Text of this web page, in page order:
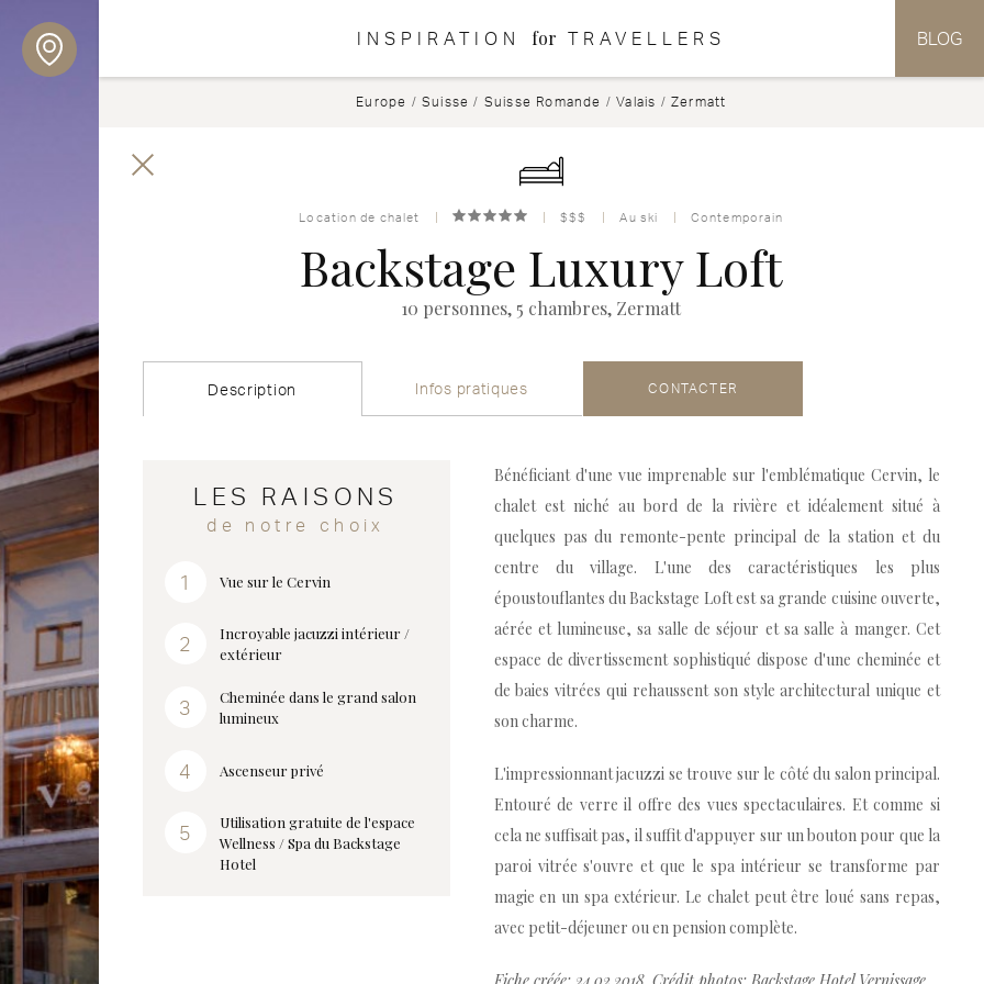
INSPIRATION for TRAVELLERS BLOG
Europe / Suisse / Suisse Romande /Valais /Zermatt
Location de chalet $$$ Au ski Contemporain
Backstage Luxury Loft
10 personnes, 5 chambres, Zermatt
Description Infos pratiques CONTACTER
LES RAISONS
de notre choix
Vue sur le Cervin
Incroyable jacuzzi intérieur /
extérieur
Cheminée dans le grand salon
lumineux
Ascenseur privé
Utilisation gratuite de l'espace
Wellness / Spa du Backstage
Hotel
Bénéficiant d'une vue imprenable sur l'emblématique Cervin, le
chalet est niché au bord de la rivière et idéalement situé à
quelques pas du remonte-pente principal de la station et du
centre du village. L'une des caractéristiques les plus
époustouflantes du Backstage Loft est sa grande cuisine ouverte,
aérée et lumineuse, sa salle de séjour et sa salle à manger. Cet
espace de divertissement sophistiqué dispose d'une cheminée et
de baies vitrées qui rehaussent son style architectural unique et
son charme.
L'impressionnant jacuzzi se trouve sur le côté du salon principal.
Entouré de verre il offre des vues spectaculaires. Et comme si
cela ne suffisait pas, il suffit d'appuyer sur un bouton pour que la
paroi vitrée s'ouvre et que le spa intérieur se transforme par
magie en un spa extérieur. Le chalet peut être loué sans repas,
avec petit-déjeuner ou en pension complète.